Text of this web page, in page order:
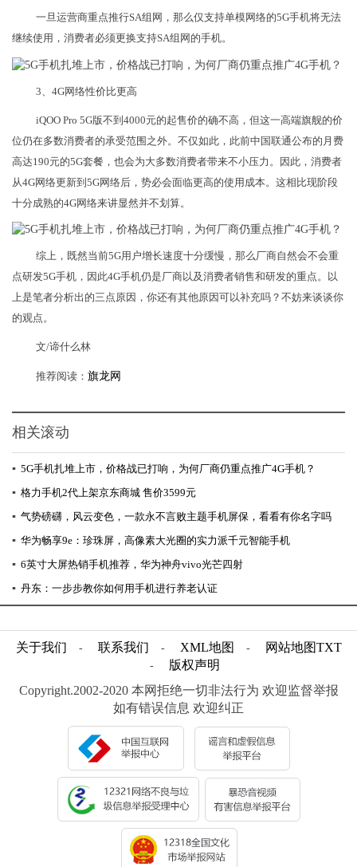
一旦运营商重点推行SA组网，那么仅支持单模网络的5G手机将无法
继续使用，消费者必须更换支持SA组网的手机。
3、4G网络性价比更高
iQOO Pro 5G版不到4000元的起售价的确不高，但这一高端旗舰的价
位仍在多数消费者的承受范围之外。不仅如此，此前中国联通公布的月费
高达190元的5G套餐，也会为大多数消费者带来不小压力。因此，消费者
从4G网络更新到5G网络后，势必会面临更高的使用成本。这相比现阶段
十分成熟的4G网络来讲显然并不划算。
综上，既然当前5G用户增长速度十分缓慢，那么厂商自然会不会重
点研发5G手机，因此4G手机仍是厂商以及消费者销售和研发的重点。以
上是笔者分析出的三点原因，你还有其他原因可以补充吗？不妨来谈谈你
的观点。
文/谛什么林
推荐阅读： 旗龙网
相关滚动
▪ 5G手机扎堆上市，价格战已打响，为何厂商仍重点推广4G手机？
▪ 格力手机2代上架京东商城 售价3599元
▪ 气势磅礴，风云变色，一款永不言败主题手机屏保，看看有你名字吗
▪ 华为畅享9e：珍珠屏，高像素大光圈的实力派千元智能手机
▪ 6英寸大屏热销手机推荐，华为神舟vivo光芒四射
▪ 丹东：一步步教你如何用手机进行养老认证
关于我们 - 联系我们 - XML地图 - 网站地图TXT
-
版权声明
Copyright.2002-2020 本网拒绝一切非法行为 欢迎监督举报
如有错误信息 欢迎纠正